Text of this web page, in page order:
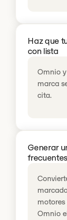
Haz que
con lista
Omnio
marca
cita.
Generar
frecuentes
Omnio